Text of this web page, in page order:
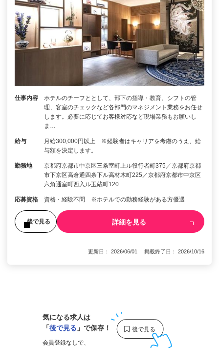
仕事内容
ホテルのチーフととして、部下の指導・教育、シフトの管
理、客室のチェックなど各部門のマネジメント業務をお任せ
します。必要に応じてお客様対応など現場業務もお願いし
ま…
給与
月給300,000円以上 ※経験者はキャリアを考慮のうえ、給
与額を決定します。
勤務地
京都府京都市中京区三条室町上ル役行者町375／京都府京都
市下京区高倉通四条下ル高材木町225／京都府京都市中京区
六角通室町西入ル玉蔵町120
応募資格 資格・経験不問 ※ホテルでの勤務経験がある方優遇
後で見る 詳細を見る
更新日： 2026/06/01 掲載終了日： 2026/10/16
気になる求人は
「後で見る 」で保存！
会員登録なしで、